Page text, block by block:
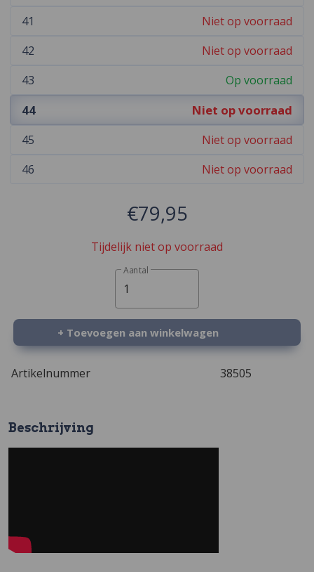
41
Niet op voorraad
42
Niet op voorraad
43
Op voorraad
44 Niet op voorraad
45
Niet op voorraad
46
Niet op voorraad
€79,95
Tijdelijk niet op voorraad
Aantal
1
+ Toevoegen aan winkelwagen
Artikelnummer 38505
Beschrijving